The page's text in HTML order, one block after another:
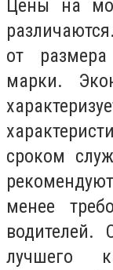
Цены на
от
марки.
сроком
менее
лучшего